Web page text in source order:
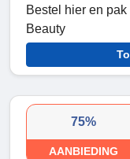
Bestel hier en pak
Beauty
75%
AANBIEDING